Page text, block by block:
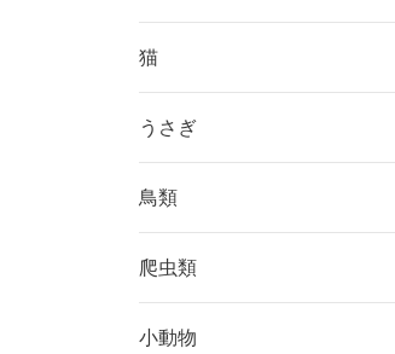
猫
うさぎ
鳥類
爬虫類
小動物